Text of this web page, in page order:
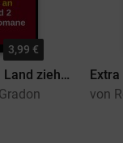
3,99 €
Einen Milliardär an Land ziehen und 2 andere Liebesromane